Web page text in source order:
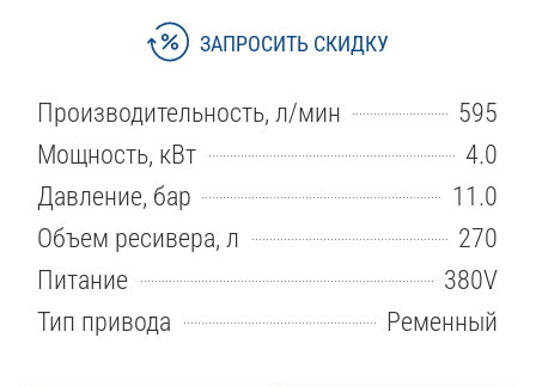
ЗАПРОСИТЬ СКИДКУ
Производительность, л/мин
595
Мощность, кВт
4.0
Давление, бар
11.0
Объем ресивера, л
270
Питание
380V
Тип привода
Ременный